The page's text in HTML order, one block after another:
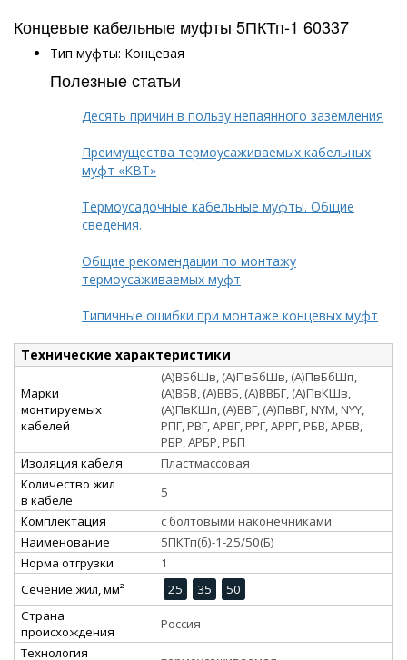
Концевые кабельные муфты 5ПКТп-1 60337
Тип муфты: Концевая
Полезные статьи
Десять причин в пользу непаянного заземления
Преимущества термоусаживаемых кабельных
муфт «КВТ»
Термоусадочные кабельные муфты. Общие
сведения.
Общие рекомендации по монтажу
термоусаживаемых муфт
Типичные ошибки при монтаже концевых муфт
Технические характеристики
Марки
монтируемых
кабелей
(А)ВБбШв, (А)ПвБбШв, (А)ПвБбШп,
(А)ВБВ, (А)ВВБ, (А)ВВБГ, (А)ПвКШв,
(А)ПвКШп, (А)ВВГ, (А)ПвВГ, NYM, NYY,
РПГ, РВГ, АРВГ, РРГ, АРРГ, РБВ, АРБВ,
РБР, АРБР, РБП
Изоляция кабеля
Пластмассовая
Количество жил
в кабеле
5
Комплектация
с болтовыми наконечниками
Наименование
5ПКТп(б)-1-25/50(Б)
Норма отгрузки
1
Сечение жил, мм²
25 35
50
Страна
происхождения
Россия
Технология